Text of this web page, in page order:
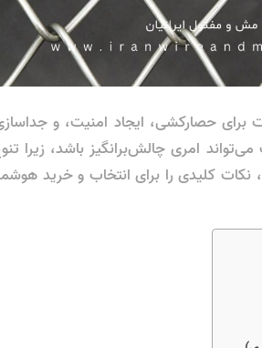
برای حصارکشی، ایجاد امنیت، و
امری چالش‌برانگیز باشد، زیرا
نکات کلیدی را برای انتخاب و خرید